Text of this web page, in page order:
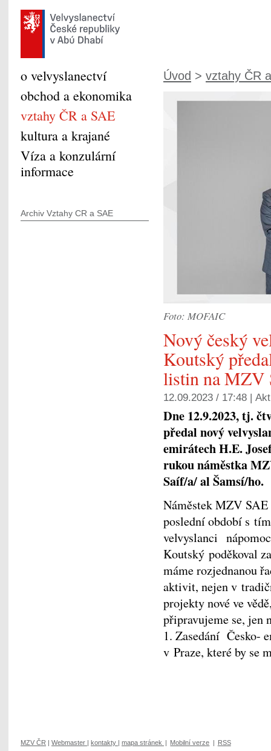
Úvod > vztahy ČR
Foto: MOFAIC
Nový český
Koutský
listin na MZV
12.09.2023 / 17:48 |
Dne 12.9.2023, tj.
předal nový
emirátech H.E.
rukou náměstka
Saíf/a/ al Šamsí/ho.
Náměstek MZV
poslední období s
velvyslanci
Koutský poděkoval
máme rozjednanou
aktivit, nejen v
projekty nové ve
připravujeme se, jen
1. Zasedání Česko-
v Praze, které by se
o velvyslanectví
obchod a ekonomika
vztahy ČR a SAE
kultura a krajané
Víza a konzulární
informace
Archiv Vztahy CR a SAE
MZV ČR | Webmaster | kontakty | mapa stránek | Mobilní verze | RSS